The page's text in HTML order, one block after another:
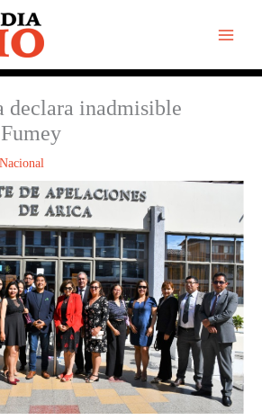
declara inadmisible
Nacional